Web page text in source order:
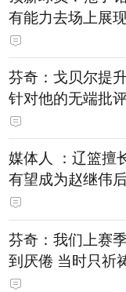
有能力去场上展
芬奇：戈贝尔提
针对他的无端批
媒体人 ：辽篮擅
有望成为赵继伟
芬奇：我们上赛
到厌倦 当时只祈